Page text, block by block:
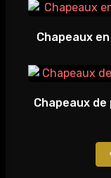
Chapeaux
Chapeaux de